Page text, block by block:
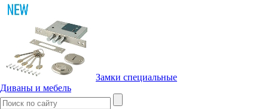
Замки специальные
Диваны и мебель